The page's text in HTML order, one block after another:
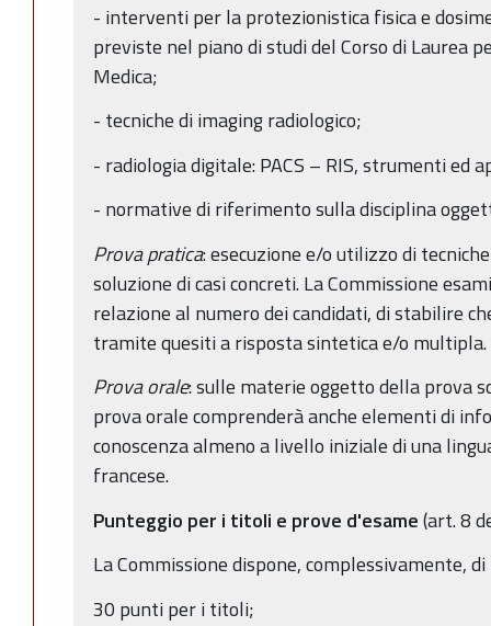
- interventi per la protezionistica fisica e
previste nel piano di studi del Corso di Laurea
Medica;
- tecniche di imaging radiologico;
- radiologia digitale: PACS – RIS, strumenti ed
- normative di riferimento sulla disciplina
Prova pratica: esecuzione e/o utilizzo di
soluzione di casi concreti. La Commissione
relazione al numero dei candidati, di stabilire
tramite quesiti a risposta sintetica e/o multipla.
Prova orale: sulle materie oggetto della prova
prova orale comprenderà anche elementi di
conoscenza almeno a livello iniziale di una
francese.
Punteggio per i titoli e prove d'esame(art. 8
La Commissione dispone, complessivamente,
30 punti per i titoli;